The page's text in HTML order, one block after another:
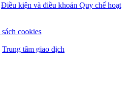
Điều kiện và điều khoản Quy chế hoạt
cookies
Trung tâm giao dịch